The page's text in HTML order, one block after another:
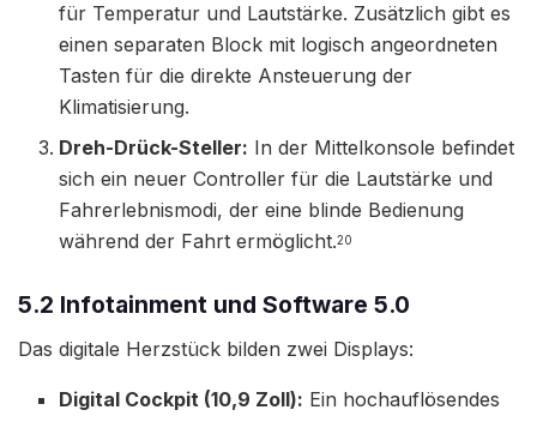
für Temperatur und Lautstärke. Zusätzlich gibt es
einen separaten Block mit logisch angeordneten
Tasten für die direkte Ansteuerung der
Klimatisierung.
Dreh-Drück-Steller: In der Mittelkonsole befindet
sich ein neuer Controller für die Lautstärke und
Fahrerlebnismodi, der eine blinde Bedienung
während der Fahrt ermöglicht.20
5.2 Infotainment und Software 5.0
Das digitale Herzstück bilden zwei Displays:
Digital Cockpit (10,9 Zoll): Ein hochauflösendes